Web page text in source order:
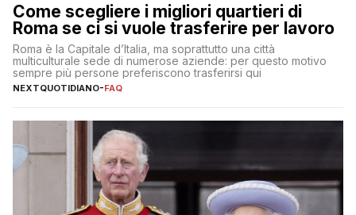
Come scegliere i migliori quartieri di
Roma se ci si vuole trasferire per lavoro
Roma è la Capitale d’Italia, ma soprattutto una città
multiculturale sede di numerose aziende: per questo motivo
sempre più persone preferiscono trasferirsi qui
NEXTQUOTIDIANO-FAQ